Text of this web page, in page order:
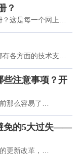
的低端
？
这是每一个网上开
了
各方面的技术支
不可以因为
些注意事项？开
那么容易了，
解，想通过开
证件难的情况
免的5大过失——
更新改革，越